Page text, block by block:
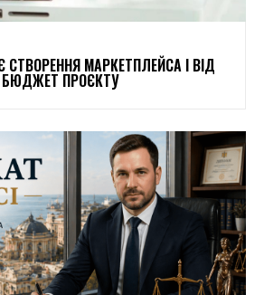
МАРКЕТПЛЕЙСА І ВІД
ПРОЄКТУ